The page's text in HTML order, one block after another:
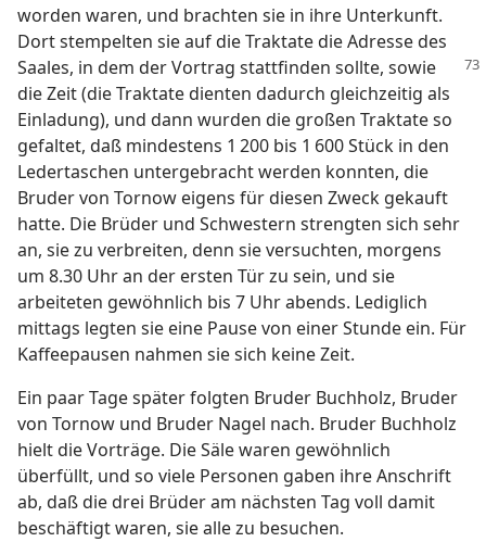
worden waren, und brachten sie in ihre Unterkunft.
Dort stempelten sie auf die Traktate die Adresse des
Saales, in dem der Vortrag stattfinden sollte, sowie
die Zeit (die Traktate dienten dadurch gleichzeitig als
Einladung), und dann wurden die großen Traktate so
gefaltet, daß mindestens 1 200 bis 1 600 Stück in den
Ledertaschen untergebracht werden konnten, die
Bruder von Tornow eigens für diesen Zweck gekauft
hatte. Die Brüder und Schwestern strengten sich sehr
an, sie zu verbreiten, denn sie versuchten, morgens
um 8.30 Uhr an der ersten Tür zu sein, und sie
arbeiteten gewöhnlich bis 7 Uhr abends. Lediglich
mittags legten sie eine Pause von einer Stunde ein. Für
Kaffeepausen nahmen sie sich keine Zeit.
Ein paar Tage später folgten Bruder Buchholz, Bruder
von Tornow und Bruder Nagel nach. Bruder Buchholz
hielt die Vorträge. Die Säle waren gewöhnlich
überfüllt, und so viele Personen gaben ihre Anschrift
ab, daß die drei Brüder am nächsten Tag voll damit
beschäftigt waren, sie alle zu besuchen.